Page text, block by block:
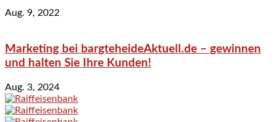
Aug. 9, 2022
Marketing bei bargteheideAktuell.de – gewinnen
und halten Sie Ihre Kunden!
Aug. 3, 2024